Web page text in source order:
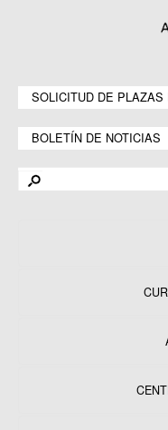
SOLICITUD DE
BOLETÍN DE NOTICIAS